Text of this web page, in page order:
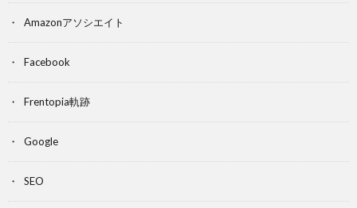
Amazonアソシエイト
Facebook
Frentopia軌跡
Google
SEO